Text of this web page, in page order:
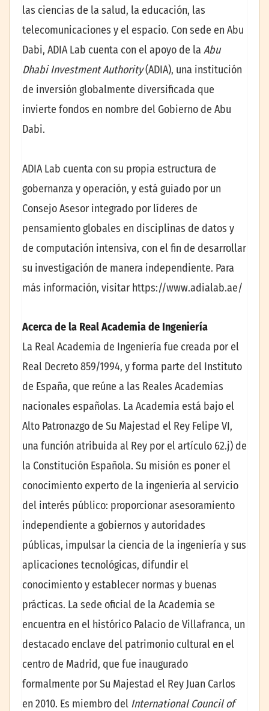
las ciencias de la salud, la educación, las
telecomunicaciones y el espacio. Con sede en Abu
Dabi, ADIA Lab cuenta con el apoyo de la Abu
Dhabi Investment Authority(ADIA), una institución
de inversión globalmente diversificada que
invierte fondos en nombre del Gobierno de Abu
Dabi.
ADIA Lab cuenta con su propia estructura de
gobernanza y operación, y está guiado por un
Consejo Asesor integrado por líderes de
pensamiento globales en disciplinas de datos y
de computación intensiva, con el fin de desarrollar
su investigación de manera independiente. Para
más información, visitar https://www.adialab.ae/
Acerca de la Real Academia de Ingeniería
La Real Academia de Ingeniería fue creada por el
Real Decreto 859/1994, y forma parte del Instituto
de España, que reúne a las Reales Academias
nacionales españolas. La Academia está bajo el
Alto Patronazgo de Su Majestad el Rey Felipe VI,
una función atribuida al Rey por el artículo 62.j) de
la Constitución Española. Su misión es poner el
conocimiento experto de la ingeniería al servicio
del interés público: proporcionar asesoramiento
independiente a gobiernos y autoridades
públicas, impulsar la ciencia de la ingeniería y sus
aplicaciones tecnológicas, difundir el
conocimiento y establecer normas y buenas
prácticas. La sede oficial de la Academia se
encuentra en el histórico Palacio de Villafranca, un
destacado enclave del patrimonio cultural en el
centro de Madrid, que fue inaugurado
formalmente por Su Majestad el Rey Juan Carlos
en 2010. Es miembro del International Council of